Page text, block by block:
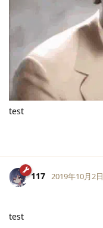
test
117 2019年10月2日
test